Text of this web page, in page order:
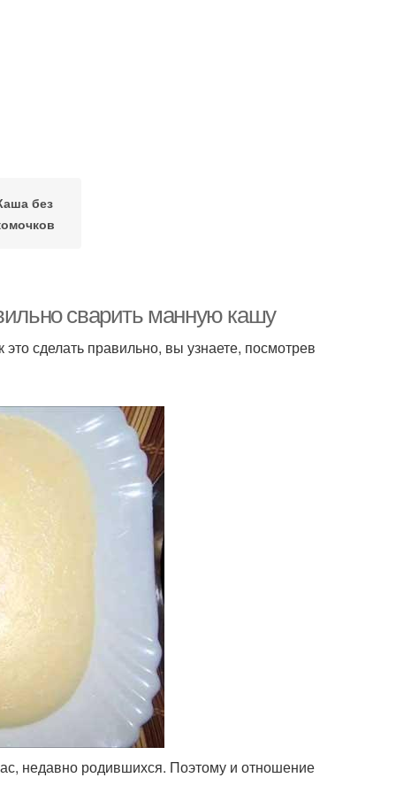
без
сварить манную кашу
сделать правильно, вы узнаете, посмотрев
недавно родившихся. Поэтому и отношение